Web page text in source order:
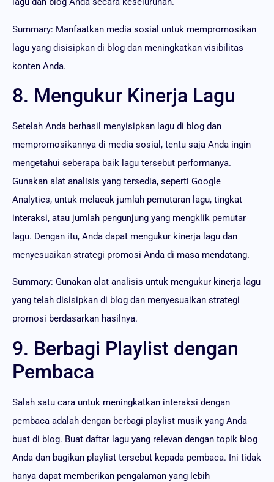
Summary: Manfaatkan media sosial untuk mempromosikan
lagu yang disisipkan di blog dan meningkatkan visibilitas
konten Anda.
8. Mengukur Kinerja Lagu
Setelah Anda berhasil menyisipkan lagu di blog dan
mempromosikannya di media sosial, tentu saja Anda ingin
mengetahui seberapa baik lagu tersebut performanya.
Gunakan alat analisis yang tersedia, seperti Google
Analytics, untuk melacak jumlah pemutaran lagu, tingkat
interaksi, atau jumlah pengunjung yang mengklik pemutar
lagu. Dengan itu, Anda dapat mengukur kinerja lagu dan
menyesuaikan strategi promosi Anda di masa mendatang.
Summary: Gunakan alat analisis untuk mengukur kinerja lagu
yang telah disisipkan di blog dan menyesuaikan strategi
promosi berdasarkan hasilnya.
9. Berbagi Playlist dengan
Pembaca
Salah satu cara untuk meningkatkan interaksi dengan
pembaca adalah dengan berbagi playlist musik yang Anda
buat di blog. Buat daftar lagu yang relevan dengan topik blog
Anda dan bagikan playlist tersebut kepada pembaca. Ini tidak
hanya dapat memberikan pengalaman yang lebih